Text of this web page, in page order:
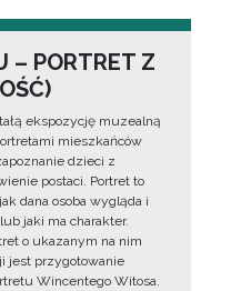
– PORTRET Z
ekspozycję muzealną
mieszkańców
dzieci z
postaci. Portret to
dana osoba wygląda i
jaki ma charakter.
o ukazanym na nim
jest przygotowanie
Wincentego Witosa.